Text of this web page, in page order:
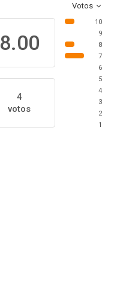
Votos
8.00
4
votos
10
9
8
7
6
5
4
3
2
1